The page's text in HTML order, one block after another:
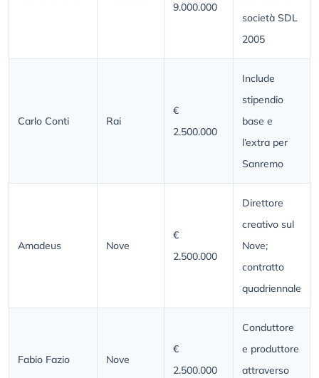
9.000.000
società SDL
2005
Carlo Conti Rai
€
2.500.000
Include
stipendio
base e
l’extra per
Sanremo
Amadeus Nove
€
2.500.000
Direttore
creativo sul
Nove;
contratto
quadriennale
Fabio Fazio Nove
€
2.500.000
Conduttore
e produttore
attraverso